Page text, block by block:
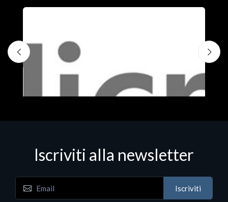
Software - Office Productivity
Iscriviti alla newsletter
Iscriviti